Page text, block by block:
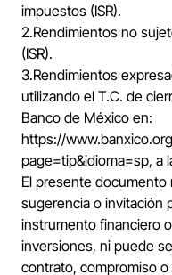
impuestos (ISR).
2.Rendimientos no
(ISR).
3.Rendimientos
utilizando el T.C. de
Banco de México en:
https://
page=tip&idioma=sp, a
El presente
sugerencia o invitación
instrumento financiero
inversiones, ni puede
contrato, compromiso